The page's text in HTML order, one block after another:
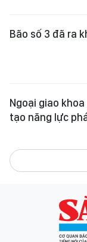
Bão số 3 đã ra
Ngoại giao
tạo năng lực